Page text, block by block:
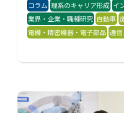
コラム 理系のキャリア形成 イ
業界・企業・職種研究 自動車
電機・精密機器・電子部品 通